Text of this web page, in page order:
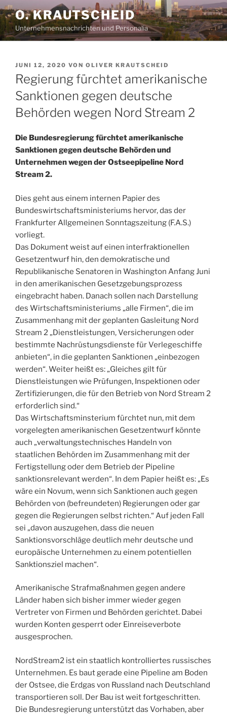
Zum
Inhalt
springen
O. KRAUTSCHEID
Unternehmensnachrichten und Personalia
VERÖFFENTLICHT
AM
JUNI 12, 2020 VON OLIVER KRAUTSCHEID
Regierung fürchtet amerikanische
Sanktionen gegen deutsche
Behörden wegen Nord Stream 2
Die Bundesregierung fürchtet amerikanische
Sanktionen gegen deutsche Behörden und
Unternehmen wegen der Ostseepipeline Nord
Stream 2.
Dies geht aus einem internen Papier des
Bundeswirtschaftsministeriums hervor, das der
Frankfurter Allgemeinen Sonntagszeitung (F.A.S.)
vorliegt.
Das Dokument weist auf einen interfraktionellen
Gesetzentwurf hin, den demokratische und
Republikanische Senatoren in Washington Anfang Juni
in den amerikanischen Gesetzgebungsprozess
eingebracht haben. Danach sollen nach Darstellung
des Wirtschaftsministeriums „alle Firmen“, die im
Zusammenhang mit der geplanten Gasleitung Nord
Stream 2 „Dienstleistungen, Versicherungen oder
bestimmte Nachrüstungsdienste für Verlegeschiffe
anbieten“, in die geplanten Sanktionen „einbezogen
werden“. Weiter heißt es: „Gleiches gilt für
Dienstleistungen wie Prüfungen, Inspektionen oder
Zertifizierungen, die für den Betrieb von Nord Stream 2
erforderlich sind.“
Das Wirtschaftsminsterium fürchtet nun, mit dem
vorgelegten amerikanischen Gesetzentwurf könnte
auch „verwaltungstechnisches Handeln von
staatlichen Behörden im Zusammenhang mit der
Fertigstellung oder dem Betrieb der Pipeline
sanktionsrelevant werden“. In dem Papier heißt es: „Es
wäre ein Novum, wenn sich Sanktionen auch gegen
Behörden von (befreundeten) Regierungen oder gar
gegen die Regierungen selbst richten.“ Auf jeden Fall
sei „davon auszugehen, dass die neuen
Sanktionsvorschläge deutlich mehr deutsche und
europäische Unternehmen zu einem potentiellen
Sanktionsziel machen“.
Amerikanische Strafmaßnahmen gegen andere
Länder haben sich bisher immer wieder gegen
Vertreter von Firmen und Behörden gerichtet. Dabei
wurden Konten gesperrt oder Einreiseverbote
ausgesprochen.
NordStream2 ist ein staatlich kontrolliertes russisches
Unternehmen. Es baut gerade eine Pipeline am Boden
der Ostsee, die Erdgas von Russland nach Deutschland
transportieren soll. Der Bau ist weit fortgeschritten.
Die Bundesregierung unterstützt das Vorhaben, aber